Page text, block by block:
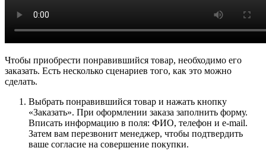
Чтобы приобрести понравившийся товар, необходимо его
заказать. Есть несколько сценариев того, как это можно
сделать.
Выбрать понравившийся товар и нажать кнопку
«Заказать». При оформлении заказа заполнить форму.
Вписать информацию в поля: ФИО, телефон и e-mail.
Затем вам перезвонит менеджер, чтобы подтвердить
ваше согласие на совершение покупки.